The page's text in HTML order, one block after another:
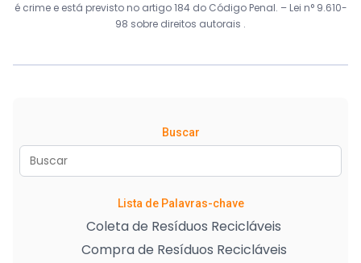
é crime e está previsto no artigo 184 do Código Penal. – Lei n° 9.610-
98 sobre direitos autorais .
Buscar
Lista de Palavras-chave
Coleta de Resíduos Recicláveis
Compra de Resíduos Recicláveis